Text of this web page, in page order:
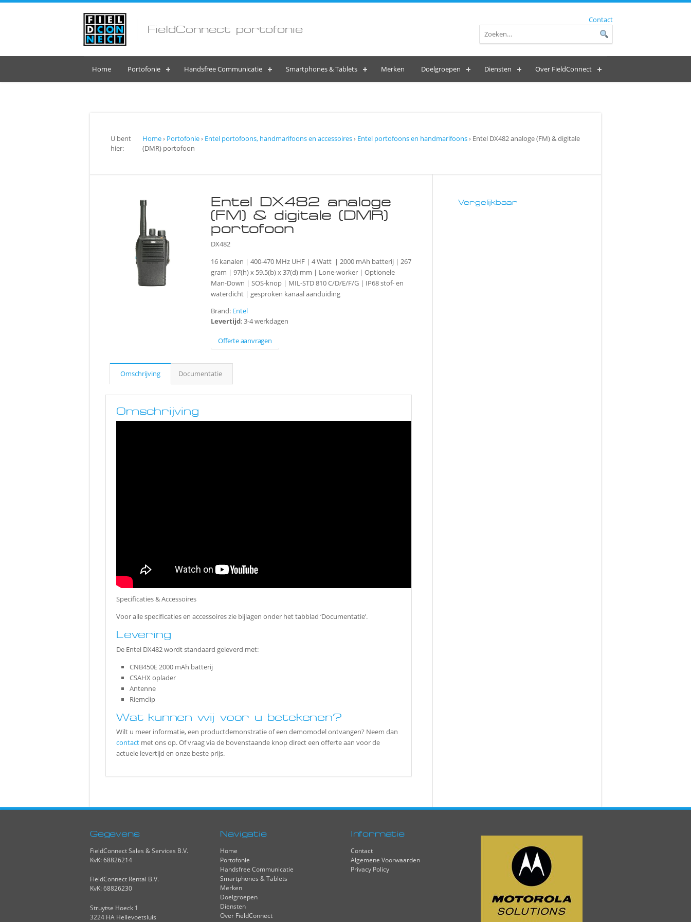
FieldConnect portofonie
Contact
Home Portofonie Handsfree Communicatie Smartphones & Tablets Merken Doelgroepen Diensten Over FieldConnect
U bent
hier:
Home› Portofonie› Entel portofoons, handmarifoons en accessoires› Entel portofoons en handmarifoons› Entel DX482 analoge (FM) & digitale
(DMR) portofoon
Entel DX482 analoge
(FM) & digitale (DMR)
portofoon
DX482
16 kanalen | 400-470 MHz UHF | 4 Watt | 2000 mAh batterij | 267
gram | 97(h) x 59.5(b) x 37(d) mm | Lone-worker | Optionele
Man-Down | SOS-knop | MIL-STD 810 C/D/E/F/G | IP68 stof- en
waterdicht | gesproken kanaal aanduiding
Brand: Entel
Levertijd: 3-4 werkdagen
Offerte aanvragen
Omschrijving Documentatie
Omschrijving
Specificaties & Accessoires
Voor alle specificaties en accessoires zie bijlagen onder het tabblad ‘Documentatie’.
Levering
De Entel DX482 wordt standaard geleverd met:
CNB450E 2000 mAh batterij
CSAHX oplader
Antenne
Riemclip
Wat kunnen wij voor u betekenen?
Wilt u meer informatie, een productdemonstratie of een demomodel ontvangen? Neem dan
contact met ons op. Of vraag via de bovenstaande knop direct een offerte aan voor de
actuele levertijd en onze beste prijs.
Vergelijkbaar
Gegevens
FieldConnect Sales & Services B.V.
KvK: 68826214
FieldConnect Rental B.V.
KvK: 68826230
Struytse Hoeck 1
3224 HA Hellevoetsluis
Navigatie
Home
Portofonie
Handsfree Communicatie
Smartphones & Tablets
Merken
Doelgroepen
Diensten
Over FieldConnect
Informatie
Contact
Algemene Voorwaarden
Privacy Policy